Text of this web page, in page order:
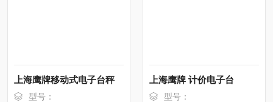
上海鹰牌移动式电子台秤
型号：
上海鹰牌 计价电子台
型号：